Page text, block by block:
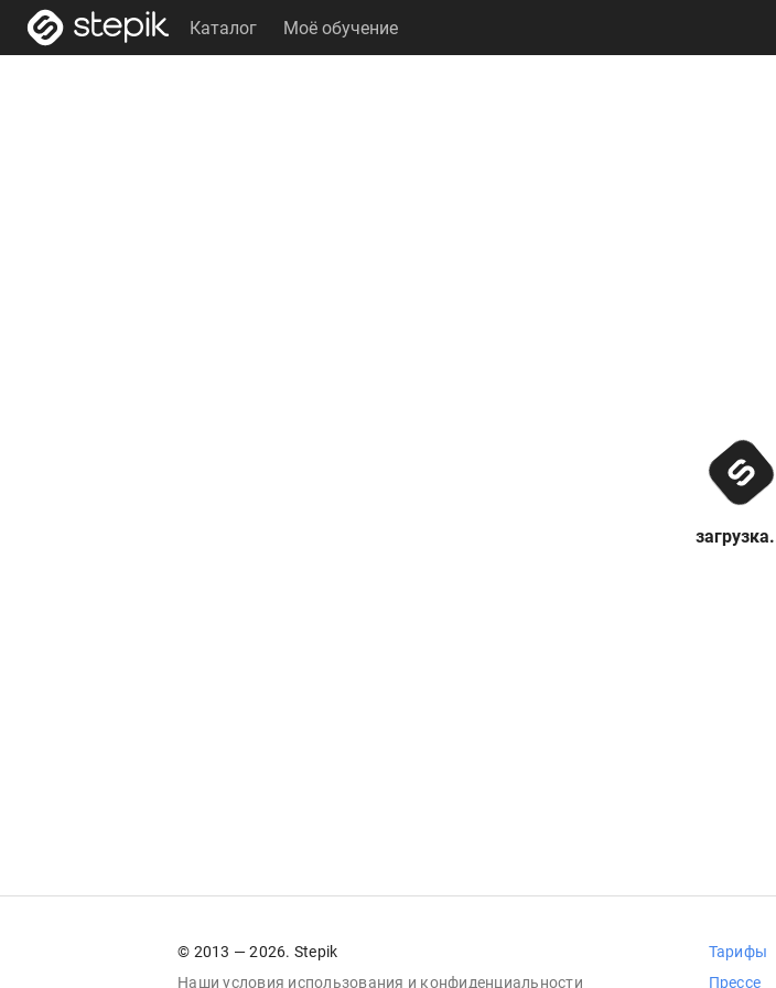
Каталог Моё обучение
© 2013 — 2026. Stepik
Наши условия использования и конфиденциальности
Тарифы
Прессе